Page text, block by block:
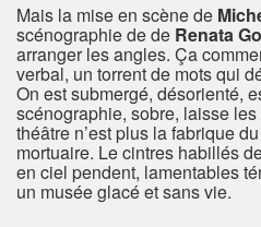
Mais la mise en scène de
scénographie de de Renata
arranger les angles. Ça
verbal, un torrent de mots qui
On est submergé, désorienté,
scénographie, sobre, laisse
théâtre n’est plus la fabrique
mortuaire. Le cintres habillés
en ciel pendent, lamentables
un musée glacé et sans vie.